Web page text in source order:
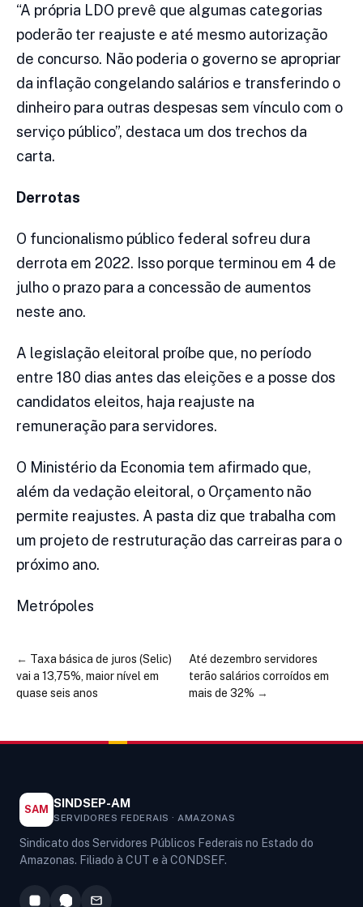
“A própria LDO prevê que algumas categorias
poderão ter reajuste e até mesmo autorização
de concurso. Não poderia o governo se apropriar
da inflação congelando salários e transferindo o
dinheiro para outras despesas sem vínculo com o
serviço público”, destaca um dos trechos da
carta.
Derrotas
O funcionalismo público federal sofreu dura
derrota em 2022. Isso porque terminou em 4 de
julho o prazo para a concessão de aumentos
neste ano.
A legislação eleitoral proíbe que, no período
entre 180 dias antes das eleições e a posse dos
candidatos eleitos, haja reajuste na
remuneração para servidores.
O Ministério da Economia tem afirmado que,
além da vedação eleitoral, o Orçamento não
permite reajustes. A pasta diz que trabalha com
um projeto de restruturação das carreiras para o
próximo ano.
Metrópoles
← Taxa básica de juros (Selic)
vai a 13,75%, maior nível em
quase seis anos
Até dezembro servidores
terão salários corroídos em
mais de 32% →
SAM SINDSEP-AM
SERVIDORES FEDERAIS · AMAZONAS
Sindicato dos Servidores Públicos Federais no Estado do
Amazonas. Filiado à CUT e à CONDSEF.